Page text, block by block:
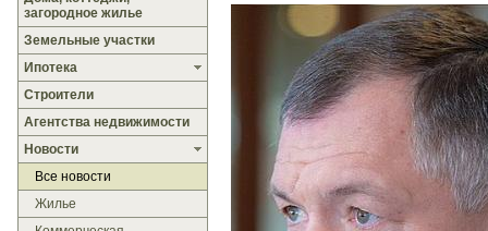
загородное жилье
Земельные участки
Ипотека
Строители
Агентства недвижимости
Новости
Все новости
Жилье